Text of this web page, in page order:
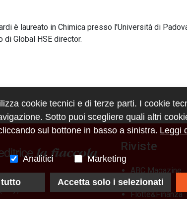
è laureato in Chimica presso l'Università di
di Global HSE director.
37
Riviste
ABC Magazine
Costruzioni
Flotte&Finanza
cookie tecnici e di terze parti. I cookie
Sotto puoi scegliere quali altri
sul bottone in basso a sinistra. Leggi
Analitici Marketing
Accetta solo i selezionati